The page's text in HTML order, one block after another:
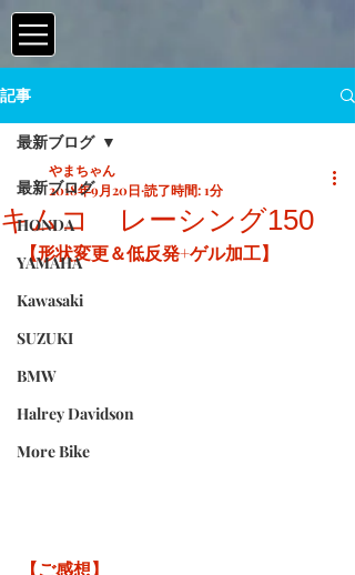
記事
最新ブログ
HONDA
YAMAHA
Kawasaki
SUZUKI
BMW
Halrey Davidson
More Bike
最新ブログ
キムコ レーシング150
やまちゃん
2018年9月20日 読了時間: 1分
【形状変更＆低反発+ゲル加工】
【ご感想】